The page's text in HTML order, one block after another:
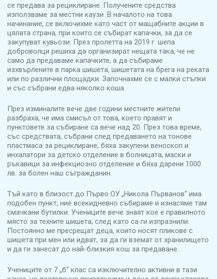
се предава за рециклиране. Получените средства
използваме за местни каузи. В началото на това
начинание, се включихме като част от мащабните акции в
цялата страна, при които се събират капачки, за да се
закупуват кувьози. През пролетта на 2019 г. шепа
доброволци решиха да организират нещата така, че не
само да предаваме капачките, а да събираме
изхвърлените в парка шишета, шишетата на брега на реката
или по различни площадки. Започнахме се с малки стъпки
и със събрани едва няколко коша.
През изминалите вече две години местните жители
разбраха, че има смисъл от това, което правят и
пунктовете за събиране са вече над 20. През това време,
със средствата, събрани след предаването на тонове
пластмаса за рециклиране, бяха закупени веноскоп и
инхалатори за детско отделение в болницата, маски и
ръкавици за инфекциозно отделение и бяха дарени 1000
лв. за болен наш съгражданин.
Тъй като в близост до Първо ОУ „Никола Първанов“ има
подобен пункт, ние всекидневно събираме и изнасяме там
смачкани бутилки. Учениците вече знаят кое е правилното
място за техните шишета, след като са ги изпразнили.
Постоянно ме пресрещат деца, които носят пликове с
шишета при мен или идват, за да ги вземат от хранилището
и да ги занесат до най-близкия кош за предаване.
Учениците от 7 „б“ клас са изключително активни в тази